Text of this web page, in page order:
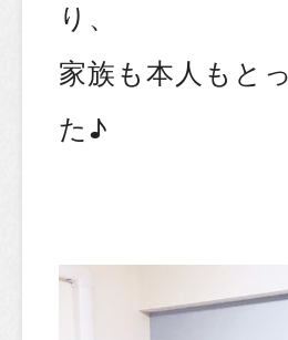
り、
家族も本人もと
た♪